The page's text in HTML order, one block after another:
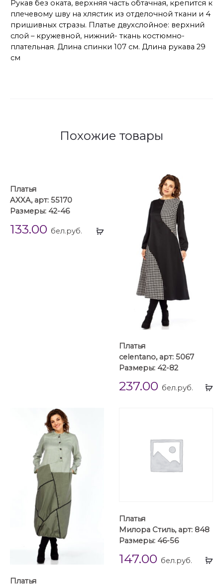
Рукав без оката, верхняя часть обтачная, крепится к
плечевому шву на хлястик из отделочной ткани и 4
пришивных стразы. Платье двухслойное: верхний
слой – кружевной, нижний- ткань костюмно-
плательная. Длина спинки 107 см. Длина рукава 29
см
Похожие товары
Выбрать
Платья
AXXA, арт: 55170
Размеры: 42-46
133.00 бел.руб.
Платья
celentano, арт: 5067
Размеры: 42-82
237.00 бел.руб.
Платья
Платья
Милора Стиль, арт: 848
Размеры: 46-56
147.00 бел.руб.